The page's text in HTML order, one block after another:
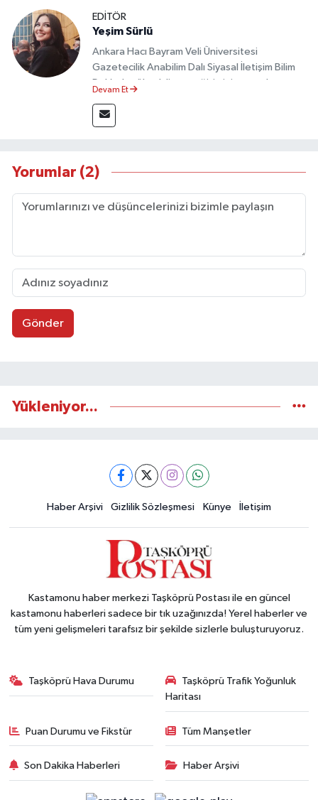
EDİTÖR
Yeşim Sürlü
Ankara Hacı Bayram Veli Üniversitesi
Gazetecilik Anabilim Dalı Siyasal İletişim Bilim
Dalı’nda yüksek lisans eğitimini tamamlamıştır.
akademik çalışmalar gerçekleştirmiştir.
Taşköprü Postası internet haber sitesinde
Devam Et
Yorumlar (2)
Gönder
Yükleniyor...
Haber Arşivi Gizlilik Sözleşmesi Künye İletişim
Kastamonu haber merkezi Taşköprü Postası ile en güncel
kastamonu haberleri sadece bir tık uzağınızda! Yerel haberler ve
tüm yeni gelişmeleri tarafsız bir şekilde sizlerle buluşturuyoruz.
Taşköprü Hava Durumu
Taşköprü Trafik Yoğunluk
Haritası
Puan Durumu ve Fikstür Tüm Manşetler
Son Dakika Haberleri Haber Arşivi